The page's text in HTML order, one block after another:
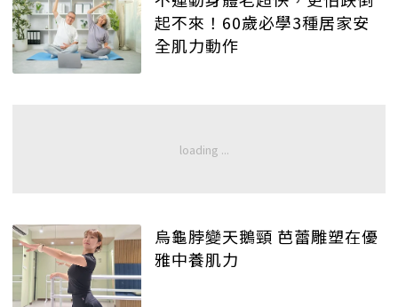
起不來！60歲必學3種居家安
全肌力動作
烏龜脖變天鵝頸 芭蕾雕塑在優
雅中養肌力